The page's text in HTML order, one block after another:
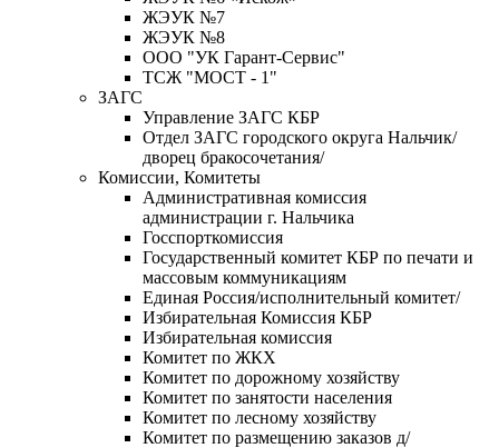
ЖЭУК №7
ЖЭУК №8
ООО "УК Гарант-Сервис"
ТСЖ "МОСТ - 1"
ЗАГС
Управление ЗАГС КБР
Отдел ЗАГС городского округа Нальчик/
дворец бракосочетания/
Комиссии, Комитеты
Административная комиссия
администрации г. Нальчика
Госспорткомиссия
Государственный комитет КБР по печати и
массовым коммуникациям
Единая Россия/исполнительный комитет/
Избирательная Комиссия КБР
Избирательная комиссия
Комитет по ЖКХ
Комитет по дорожному хозяйству
Комитет по занятости населения
Комитет по лесному хозяйству
Комитет по размещению заказов д/